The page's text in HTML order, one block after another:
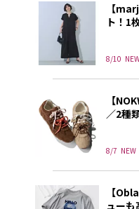
8/10
【
ト！1
8/7 NEW
【
／2種
【
ュー